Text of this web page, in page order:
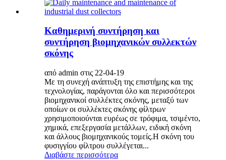
Καθημερινή συντήρηση και
συντήρηση βιομηχανικών συλλεκτών
σκόνης
από admin στις 22-04-19
Με τη συνεχή ανάπτυξη της επιστήμης και της
τεχνολογίας, παράγονται όλο και περισσότεροι
βιομηχανικοί συλλέκτες σκόνης, μεταξύ των
οποίων οι συλλέκτες σκόνης φίλτρων
χρησιμοποιούνται ευρέως σε τρόφιμα, τσιμέντο,
χημικά, επεξεργασία μετάλλων, ειδική σκόνη
και άλλους βιομηχανικούς τομείς.Η σκόνη του
φυσιγγίου φίλτρου συλλέγεται...
Διαβάστε περισσότερα